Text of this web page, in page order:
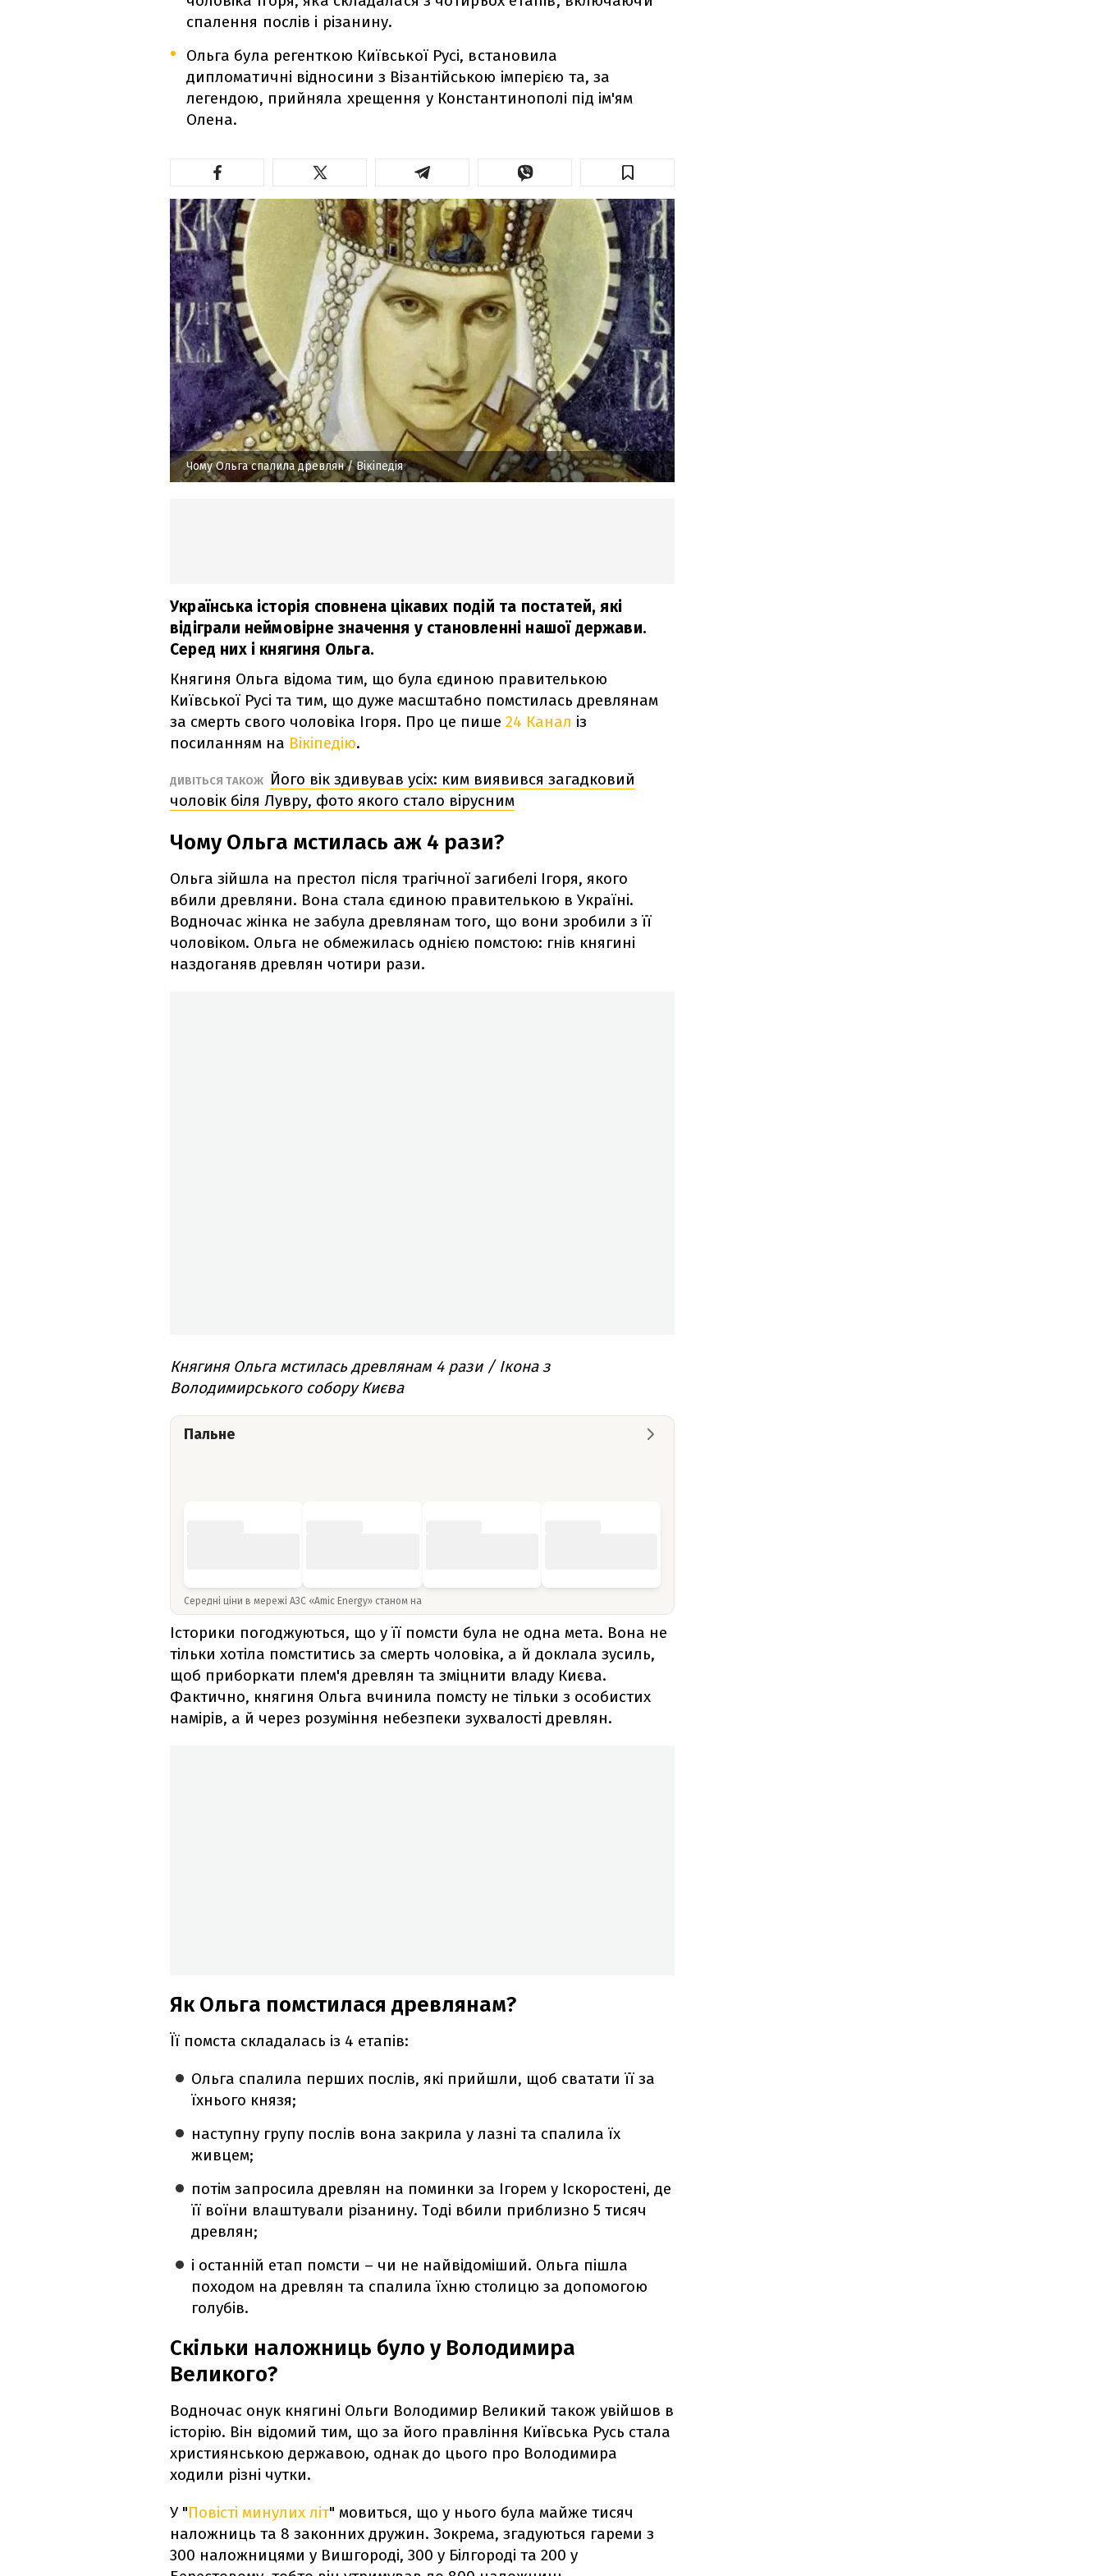
спалення послів і різанину.
Ольга була регенткою Київської Русі, встановила
дипломатичні відносини з Візантійською імперією та, за
легендою, прийняла хрещення у Константинополі під ім'ям
Олена.
Чому Ольга спалила древлян/ Вікіпедія
Українська історія сповнена цікавих подій та постатей, які
відіграли неймовірне значення у становленні нашої держави.
Серед них і княгиня Ольга.
Княгиня Ольга відома тим, що була єдиною правителькою
Київської Русі та тим, що дуже масштабно помстилась древлянам
за смерть свого чоловіка Ігоря. Про це пише 24 Канал із
посиланням на Вікіпедію.
ДИВІТЬСЯ ТАКОЖ
Його вік здивував усіх: ким виявився загадковий
чоловік біля Лувру, фото якого стало вірусним
Чому Ольга мстилась аж 4 рази?
Ольга зійшла на престол після трагічної загибелі Ігоря, якого
вбили древляни. Вона стала єдиною правителькою в Україні.
Водночас жінка не забула древлянам того, що вони зробили з її
чоловіком. Ольга не обмежилась однією помстою: гнів княгині
наздоганяв древлян чотири рази.
Княгиня Ольга мстилась древлянам 4 рази / Ікона з
Володимирського собору Києва
Пальне
Середні ціни в мережі АЗС «Amic Energy» станом на
Історики погоджуються, що у її помсти була не одна мета. Вона не
тільки хотіла помститись за смерть чоловіка, а й доклала зусиль,
щоб приборкати плем'я древлян та зміцнити владу Києва.
Фактично, княгиня Ольга вчинила помсту не тільки з особистих
намірів, а й через розуміння небезпеки зухвалості древлян.
Як Ольга помстилася древлянам?
Її помста складалась із 4 етапів:
Ольга спалила перших послів, які прийшли, щоб сватати її за
їхнього князя;
наступну групу послів вона закрила у лазні та спалила їх
живцем;
потім запросила древлян на поминки за Ігорем у Іскоростені, де
її воїни влаштували різанину. Тоді вбили приблизно 5 тисяч
древлян;
і останній етап помсти – чи не найвідоміший. Ольга пішла
походом на древлян та спалила їхню столицю за допомогою
голубів.
Скільки наложниць було у Володимира
Великого?
Водночас онук княгині Ольги Володимир Великий також увійшов в
історію. Він відомий тим, що за його правління Київська Русь стала
християнською державою, однак до цього про Володимира
ходили різні чутки.
У "Повісті минулих літ" мовиться, що у нього була майже тисяч
наложниць та 8 законних дружин. Зокрема, згадуються гареми з
300 наложницями у Вишгороді, 300 у Білгороді та 200 у